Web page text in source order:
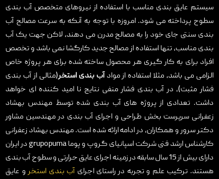
سیستم عایق بندی مناسب با استفاده از نیروهای متخصص آب بندی
سطوح پرداخته می شود. امروزه با توجه به آنکه به سرعت مصالح آب
بندی سنتی جای خود را به مصالح مدرن می دهند، لاکن جهت یک آب
بندی مناسب، تنها استفاده از مصالح جدید کارگشا نمی باشد و تخصص
افراد برای به کار گیری هر محصول ساخته شده برای هر پروژه خاص
الزامی می باشد، مثلا استفاده از موادآب بندی استخر(مثالی از آب بندی
فشار مثبت)، در آب بندی فشار منفی نتایج نا امید کننده ای خواهد
داشت. تعدادی از پروژه های آب بندی شده توسط مهندس بهشاد
زعفرانی سرپرست بخش طراحی و اجرای آب بندی در مهندسین مشاور
دکتر سرور و همکاران، در ادامه ارائه شده است. مهندس بهشاد زعفرانی
کارشناس ارشد فنی شرکت اسپانیای گروپ و پوما grupopuma در ایران
دارای بیش از 15 سال سابقه در زمینه اجرای عایق حرارتی و سطوح آب بندی
هستند. ترکیب علم و تجربه در راستای اجرای آب بندی استخرو عایق